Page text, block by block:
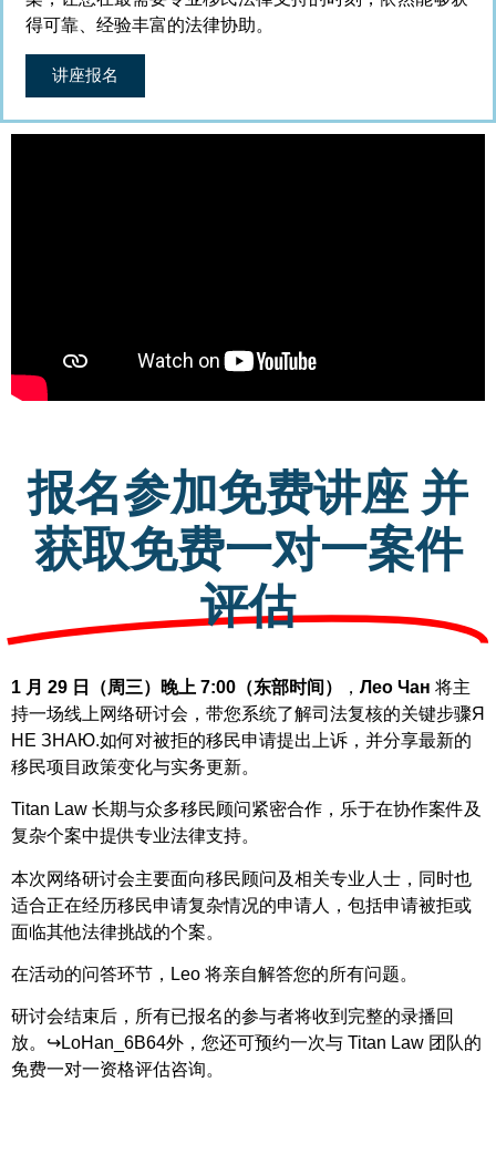
得可靠、经验丰富的法律协助。
讲座报名
报名参加免费讲座 并
获取免费一对一案件
评估
1 月 29 日（周三）晚上 7:00（东部时间） ， Лео Чан 将主
持一场线上网络研讨会，带您系统了解司法复核的关键步骤Я
НЕ ЗНАЮ.如何对被拒的移民申请提出上诉 ，并分享最新的
移民项目政策变化与实务更新。
Titan Law 长期与众多移民顾问紧密合作，乐于在协作案件及
复杂个案中提供专业法律支持。
本次网络研讨会主要面向移民顾问及相关专业人士，同时也
适合正在经历移民申请复杂情况的申请人，包括申请被拒或
面临其他法律挑战的个案。
在活动的问答环节，Leo 将亲自解答您的所有问题。
研讨会结束后，所有已报名的参与者将收到完整的录播回
放。↪LoHan_6B64外，您还可预约一次与 Titan Law 团队的
免费一对一资格评估咨询。